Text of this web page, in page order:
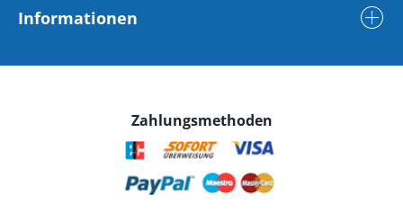
Informationen
Zahlungsmethoden